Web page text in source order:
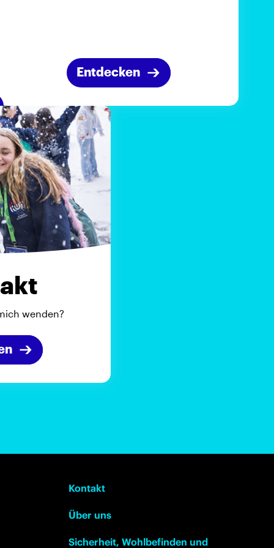
Entdecken
wenden?
Kontakt
Über uns
Sicherheit, Wohlbefinden und